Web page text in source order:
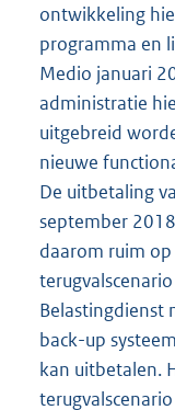
ontwikkeling
programma en
Medio januari
administratie
uitgebreid
nieuwe
De uitbetaling
september
daarom ruim op
Belastingdienst
back-up
kan uitbetalen.